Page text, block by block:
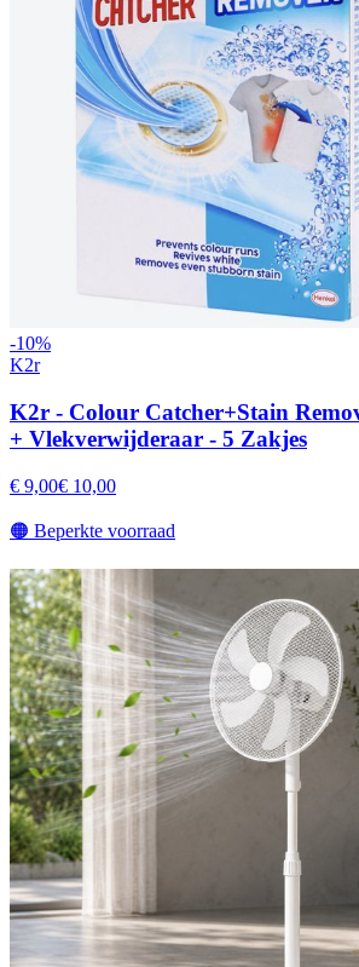
-10%
K2r
K2r - Colour Catcher+Stain
+ Vlekverwijderaar - 5 Zakjes
€ 9,00€ 10,00
🟠 Beperkte voorraad